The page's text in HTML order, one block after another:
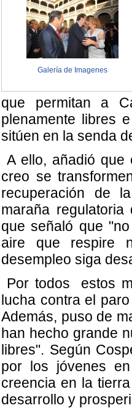
Galería de Imagenes
que permitan a
plenamente libres
sitúen en la senda
A ello, añadió que
creo se
recuperación de
maraña
que señaló que
aire que respire
desempleo siga
Por todos estos
lucha contra el
Además, puso de
han hecho grande
libres". Según
por los jóvenes
creencia en la
desarrollo y